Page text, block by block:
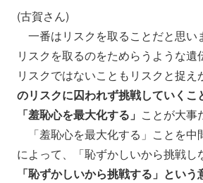
(古賀さん)
一番はリスクを取ることだと思い
リスクを取るのをためらうような遺
リスクではないこともリスクと捉え
のリスクに囚われず挑戦していくこ
「羞恥心を最大化する」 ことが大事
「羞恥心を最大化する」ことを中
によって、「恥ずかしいから挑戦し
「恥ずかしいから挑戦する」とい